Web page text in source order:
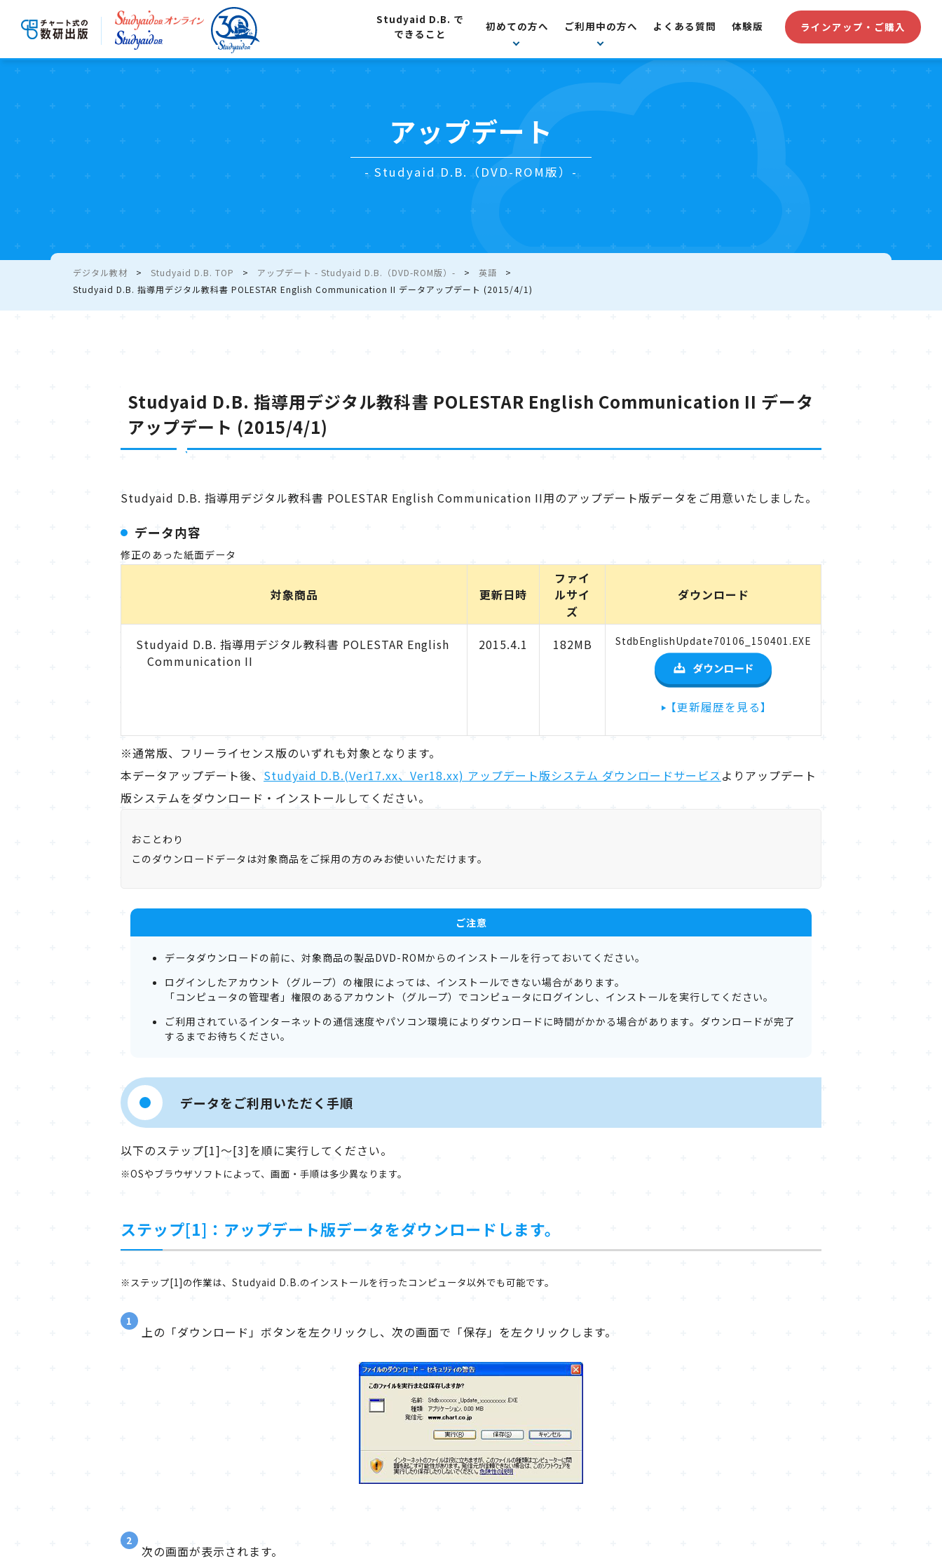
Studyaid D.B. で
できること
初めての方へ ご利用中の方へ よくある質問 体験版 ラインアップ・ご購入
アップデート
- Studyaid D.B.（DVD-ROM版）-
デジタル教材 Studyaid D.B. TOP アップデート - Studyaid D.B.（DVD-ROM版）-
英語
Studyaid D.B. 指導用デジタル教科書 POLESTAR English Communication II データアップデート (2015/4/1)
Studyaid D.B. 指導用デジタル教科書 POLESTAR English Communication II データ
アップデート (2015/4/1)
Studyaid D.B. 指導用デジタル教科書 POLESTAR English Communication II用のアップデート版データをご用意いたしました。
データ内容
修正のあった紙面データ
対象商品 更新日時
ファイ
ルサイ
ズ
ダウンロード
Studyaid D.B. 指導用デジタル教科書 POLESTAR English
Communication II
2015.4.1 182MB StdbEnglishUpdate70106_150401.EXE
【更新履歴を見る】
※通常版、フリーライセンス版のいずれも対象となります。
本データアップデート後、 Studyaid D.B.(Ver17.xx、Ver18.xx) アップデート版システム ダウンロードサービスよりアップデート
版システムをダウンロード・インストールしてください。
おことわり
このダウンロードデータは対象商品をご採用の方のみお使いいただけます。
ご注意
データダウンロードの前に、対象商品の製品DVD-ROMからのインストールを行っておいてください。
ログインしたアカウント（グループ）の権限によっては、インストールできない場合があります。
「コンピュータの管理者」権限のあるアカウント（グループ）でコンピュータにログインし、インストールを実行してください。
ご利用されているインターネットの通信速度やパソコン環境によりダウンロードに時間がかかる場合があります。ダウンロードが完了
するまでお待ちください。
データをご利用いただく手順
以下のステップ[1]～[3]を順に実行してください。
※OSやブラウザソフトによって、画面・手順は多少異なります。
ステップ[1]：アップデート版データをダウンロードします。
※ステップ[1]の作業は、Studyaid D.B.のインストールを行ったコンピュータ以外でも可能です。
1
上の「ダウンロード」ボタンを左クリックし、次の画面で「保存」を左クリックします。
2
次の画面が表示されます。